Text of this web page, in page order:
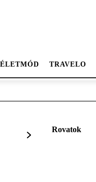
ÉLETMÓD TRAVELO
Rovatok